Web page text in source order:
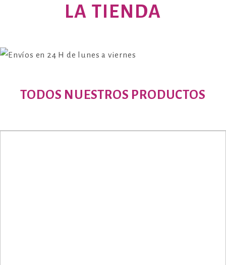
LA TIENDA
TODOS NUESTROS PRODUCTOS